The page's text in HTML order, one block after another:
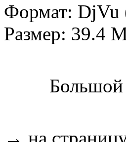
Формат: DjVu
Размер: 39.4
Большой
→ на